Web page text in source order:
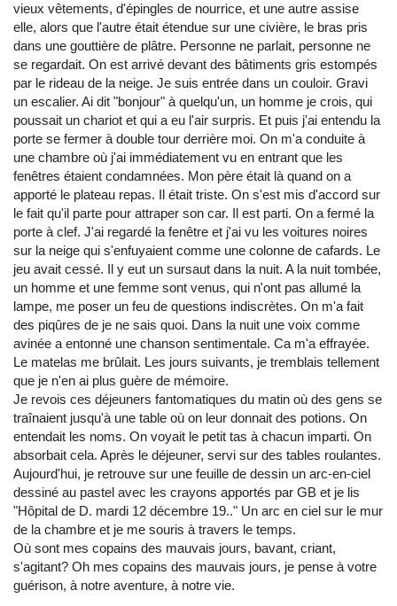
vieux vêtements, d'épingles de nourrice, et une autre assise
elle, alors que l'autre était étendue sur une civière, le bras pris
dans une gouttière de plâtre. Personne ne parlait, personne ne
se regardait. On est arrivé devant des bâtiments gris estompés
par le rideau de la neige. Je suis entrée dans un couloir. Gravi
un escalier. Ai dit "bonjour" à quelqu'un, un homme je crois, qui
poussait un chariot et qui a eu l'air surpris. Et puis j'ai entendu la
porte se fermer à double tour derrière moi. On m'a conduite à
une chambre où j'ai immédiatement vu en entrant que les
fenêtres étaient condamnées. Mon père était là quand on a
apporté le plateau repas. Il était triste. On s'est mis d'accord sur
le fait qu'il parte pour attraper son car. Il est parti. On a fermé la
porte à clef. J'ai regardé la fenêtre et j'ai vu les voitures noires
sur la neige qui s'enfuyaient comme une colonne de cafards. Le
jeu avait cessé. Il y eut un sursaut dans la nuit. A la nuit tombée,
un homme et une femme sont venus, qui n'ont pas allumé la
lampe, me poser un feu de questions indiscrètes. On m'a fait
des piqûres de je ne sais quoi. Dans la nuit une voix comme
avinée a entonné une chanson sentimentale. Ca m'a effrayée.
Le matelas me brûlait. Les jours suivants, je tremblais tellement
que je n'en ai plus guère de mémoire.
Je revois ces déjeuners fantomatiques du matin où des gens se
traînaient jusqu'à une table où on leur donnait des potions. On
entendait les noms. On voyait le petit tas à chacun imparti. On
absorbait cela. Après le déjeuner, servi sur des tables roulantes.
Aujourd'hui, je retrouve sur une feuille de dessin un arc-en-ciel
dessiné au pastel avec les crayons apportés par GB et je lis
"Hôpital de D. mardi 12 décembre 19.." Un arc en ciel sur le mur
de la chambre et je me souris à travers le temps.
Où sont mes copains des mauvais jours, bavant, criant,
s'agitant? Oh mes copains des mauvais jours, je pense à votre
guérison, à notre aventure, à notre vie.